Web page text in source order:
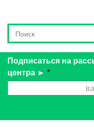
Форма поиска
Подписаться на
центра ► *